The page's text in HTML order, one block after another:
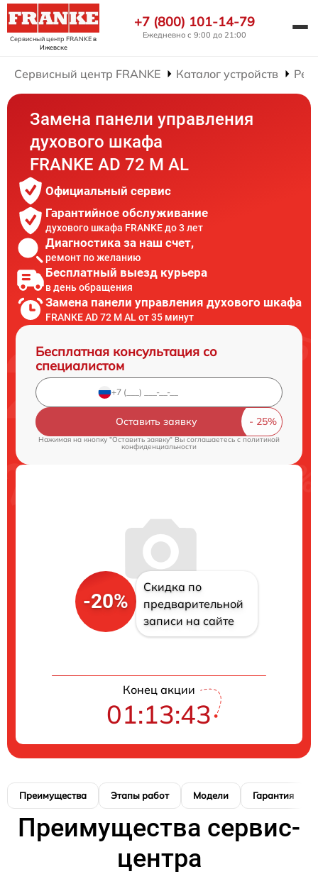
Сервисный центр FRANKEв
Ижевске
+7 (800) 101-14-79
Ежедневно с 9:00 до 21:00
Сервисный центр FRANKE Каталог устройств
Замена панели управления
духового шкафа
FRANKE AD 72 M AL
Официальный сервис
Гарантийное обслуживание
духового шкафа FRANKE до 3 лет
Диагностика за наш счет,
ремонт по желанию
Бесплатный выезд курьера
в день обращения
Замена панели управления духового шкафа
FRANKE AD 72 M AL от 35 минут
Бесплатная консультация со
специалистом
Оставить заявку
Нажимая на кнопку "Оставить заявку" Вы соглашаетесь cполитикой
конфиденциальности
-20%
Скидка по
предварительной
записи на сайте
Конец акции
01:13:42
Преимущества Этапы работ Модели Гарантия
Преимущества сервис-
центра